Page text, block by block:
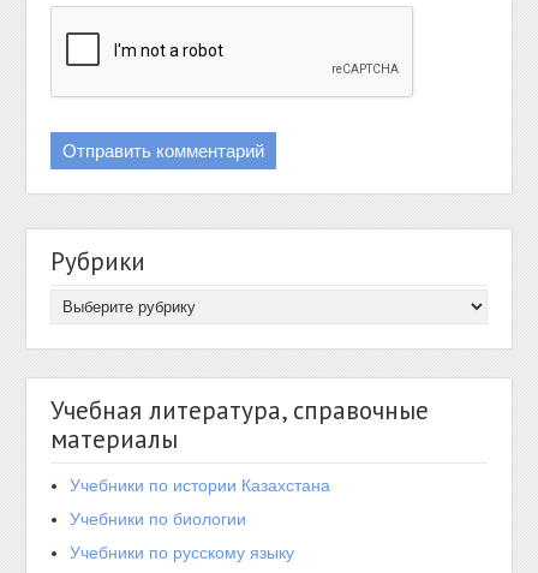
Рубрики
Учебная литература, справочные
материалы
Учебники по истории Казахстана
Учебники по биологии
Учебники по русскому языку